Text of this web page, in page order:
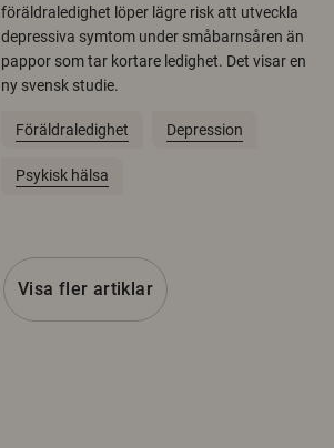
föräldraledighet löper lägre risk att utveckla
depressiva symtom under småbarnsåren än
pappor som tar kortare ledighet. Det visar en
ny svensk studie.
Föräldraledighet Depression
Psykisk hälsa
Visa fler artiklar